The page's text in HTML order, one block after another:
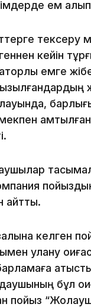
ем
тексеру
кейін
емге
айтты.
келген
улану
бұл
пойыз